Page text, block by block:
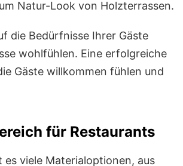
Natur-Look von Holzterrassen.
die Bedürfnisse Ihrer Gäste
wohlfühlen. Eine erfolgreiche
Gäste willkommen fühlen und
für Restaurants
es viele Materialoptionen, aus